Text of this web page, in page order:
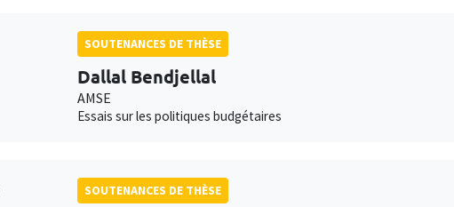
SOUTENANCES DE THÈSE
Dallal Bendjellal
AMSE
Essais sur les politiques budgétaires
SOUTENANCES DE THÈSE